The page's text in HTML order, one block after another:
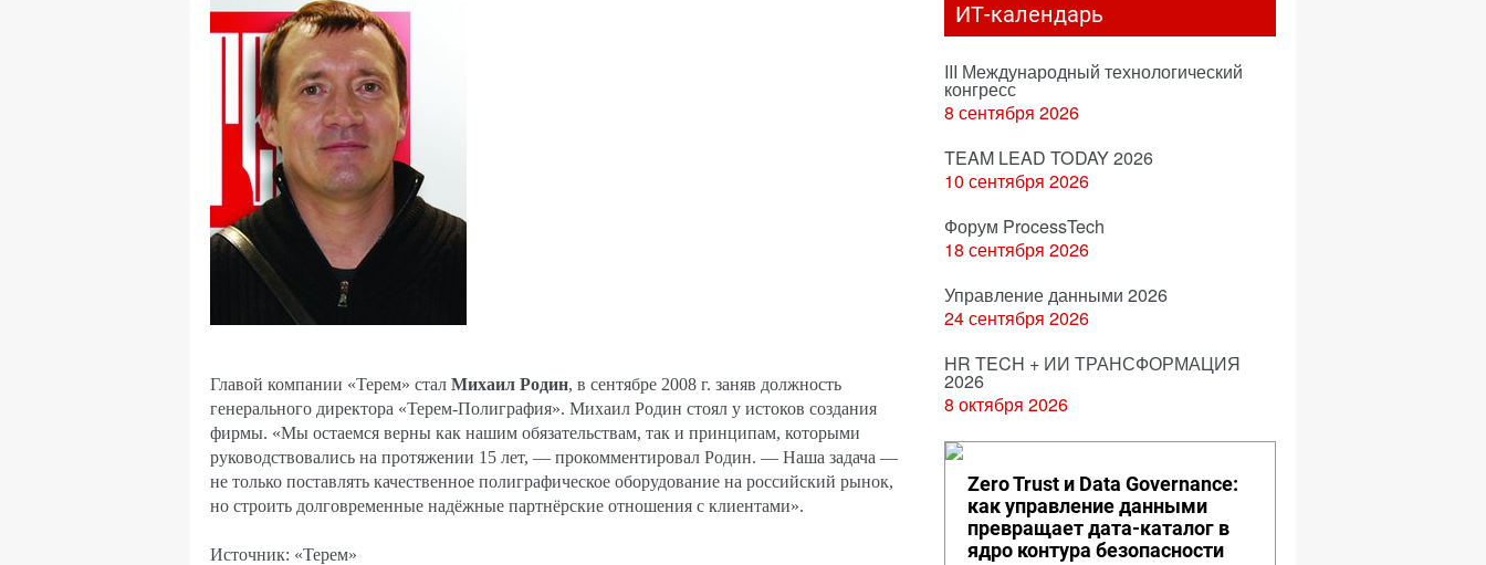
Главой компании «Терем» стал Михаил Родин, в сентябре 2008 г. заняв должность
генерального директора «Терем-Полиграфия». Михаил Родин стоял у истоков создания
фирмы. «Мы остаемся верны как нашим обязательствам, так и принципам, которыми
руководствовались на протяжении 15 лет, — прокомментировал Родин. — Наша задача —
не только поставлять качественное полиграфическое оборудование на российский рынок,
но строить долговременные надёжные партнёрские отношения с клиентами».
Источник: «Терем»
ИТ-календарь
III Международный технологический
конгресс
8 сентября 2026
TEAM LEAD TODAY 2026
10 сентября 2026
Форум ProcessTech
18 сентября 2026
Управление данными 2026
24 сентября 2026
HR TECH + ИИ ТРАНСФОРМАЦИЯ
2026
8 октября 2026
Zero Trust и Data Governance:
как управление данными
превращает дата-каталог в
ядро контура безопасности